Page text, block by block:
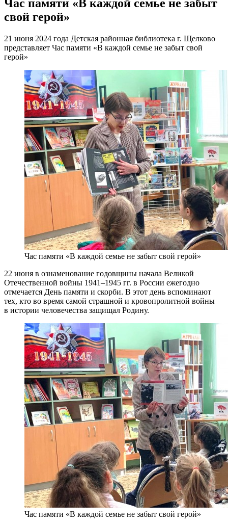
Час памяти «В каждой семье не забыт
свой герой»
21 июня 2024 года Детская районная библиотека г. Щелково
представляет Час памяти «В каждой семье не забыт свой
герой»
Час памяти «В каждой семье не забыт свой герой»
22 июня в ознаменование годовщины начала Великой
Отечественной войны 1941–1945 гг. в России ежегодно
отмечается День памяти и скорби. В этот день вспоминают
тех, кто во время самой страшной и кровопролитной войны
в истории человечества защищал Родину.
Час памяти «В каждой семье не забыт свой герой»